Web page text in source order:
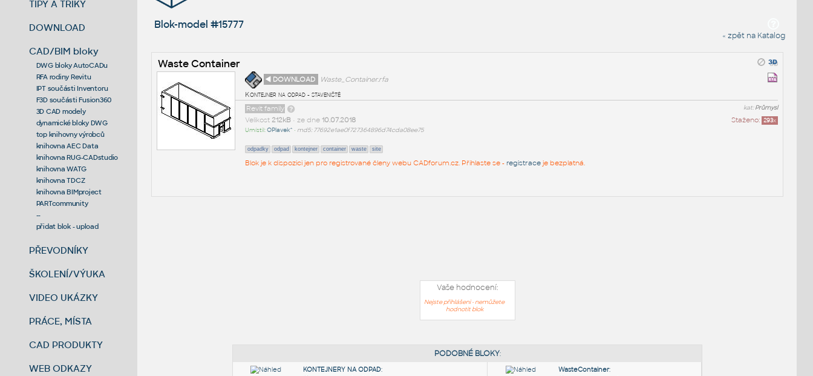
TIPY A TRIKY
DOWNLOAD
CAD/BIM bloky
DWG bloky AutoCADu
RFA rodiny Revitu
IPT součásti Inventoru
F3D součásti Fusion360
3D CAD modely
dynamické bloky DWG
top knihovny výrobců
knihovna AEC Data
knihovna RUG-CADstudio
knihovna WATG
knihovna TDCZ
knihovna BIMproject
PARTcommunity
--
přidat blok - upload
PŘEVODNÍKY
ŠKOLENÍ/VÝUKA
VIDEO UKÁZKY
PRÁCE, MÍSTA
CAD PRODUKTY
WEB ODKAZY
Blok-model #15777
« zpět na Katalog
Waste Container
◄ DOWNLOAD
Waste_Container.rfa
Kontejner na odpad - staveniště
kat:Průmysl
Revit family
Staženo: 293x
Velikost 212kB• ze dne 10.07.2018
Umístil:OPlavek^ • md5: 77692e1ae0f727364896d74cda08ee75
odpadky odpad kontejner container waste site
Blok je k dispozici jen pro registrované členy webu CADforum.cz. Přihlaste se - registraceje bezplatná.
Vaše hodnocení:
Nejste přihlášeni - nemůžete
hodnotit blok